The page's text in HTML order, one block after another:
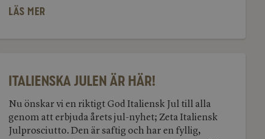
LÄS MER
här!Italienska julen är här!
Nu önskar vi en riktigt God Italiensk Jul till alla
genom att erbjuda årets jul-nyhet; Zeta Italiensk
Julprosciutto. Den är saftig och har en fyllig,